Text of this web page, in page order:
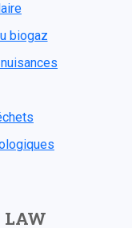
biogaz
LAW